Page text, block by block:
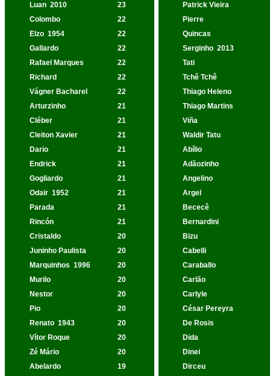
Luan 2010 23
Patrick Vieira
Colombo
22
Pierre
Elzo 1954 22
Quincas
Gallardo
22 Serginho 2013
Rafael Marques
22
Tati
Richard
22
Tchê Tchê
Vágner Bacharel
22
Thiago Heleno
Arturzinho
21
Thiago Martins
Cléber
21
Viña
Cleiton Xavier
21
Waldir Tatu
Dario
21
Abílio
Endrick
21
Adãozinho
Gogliardo
21
Angelino
Odair 1952 21
Argel
Parada
21
Bececê
Rincón
21
Bernardini
Cristaldo
20
Bizu
Juninho Paulista
20
Cabelli
Marquinhos 1996 20
Caraballo
Murilo
20
Carlão
Nestor
20
Carlyle
Pio
20
César Pereyra
Renato 1943 20
De Rosis
Vítor Roque
20
Dida
Zé Mário
20
Dinei
Abelardo
19
Dirceu